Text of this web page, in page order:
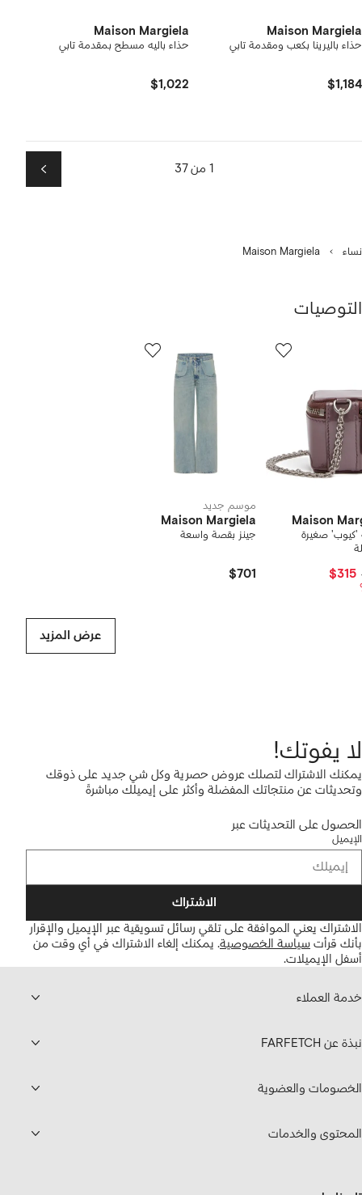
Maison Margiela
حذاء باليرينا بكعب ومقدمة تابي
$1,184
Maison Margiela
حذاء باليه مسطح بمقدمة تابي
$1,022
1 من 37 التالي
نساء Maison Margiela
التوصيات
Maison
صغيرة
$315
موسم جديد
Maison Margiela
جينز بقصة واسعة
$701
عرض المزيد
لا يفوتك!
يمكنك الاشتراك لتصلك عروض حصرية وكل شي جديد على ذوقك
وتحديثات عن منتجاتك المفضلة وأكثر على إيميلك مباشرةً
الحصول على التحديثات عبر
الإيميل
الاشتراك
الاشتراك يعني الموافقة على تلقي رسائل تسويقية عبر الإيميل والإقرار
بأنك قرأت سياسة الخصوصية. يمكنك إلغاء الاشتراك في أي وقت من
أسفل الإيميلات.
خدمة العملاء
نبذة عن FARFETCH
الخصومات والعضوية
المحتوى والخدمات